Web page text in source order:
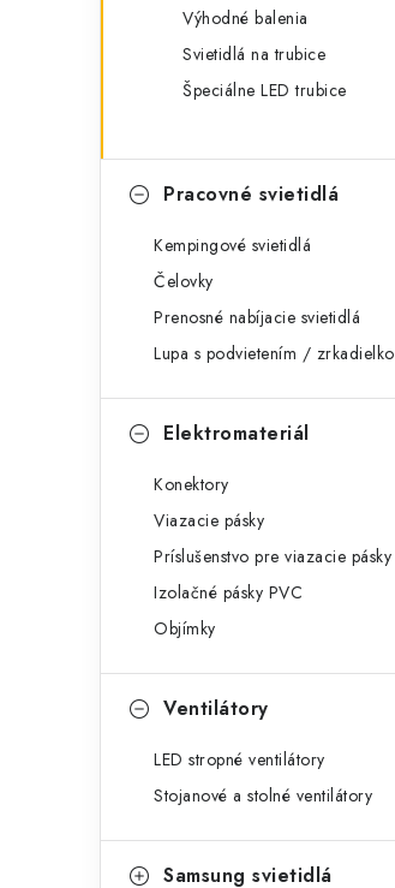
Výhodné balenia
Svietidlá na trubice
Špeciálne LED trubice
Pracovné svietidlá
Kempingové svietidlá
Čelovky
Prenosné nabíjacie svietidlá
Lupa s podvietením / zrkadielko
Elektromateriál
Konektory
Viazacie pásky
Príslušenstvo pre viazacie pásky
Izolačné pásky PVC
Objímky
Ventilátory
LED stropné ventilátory
Stojanové a stolné ventilátory
Samsung svietidlá